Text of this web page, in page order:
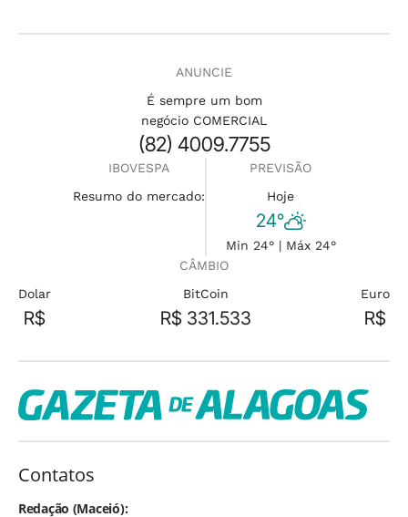
ANUNCIE
É sempre um bom
negócio COMERCIAL
(82) 4009.7755
IBOVESPA
Resumo do mercado:
PREVISÃO
Hoje
24°
Min 24° | Máx 24°
CÂMBIO
Dolar
R$
BitCoin
R$ 331.533
Euro
R$
Contatos
Redação (Maceió):